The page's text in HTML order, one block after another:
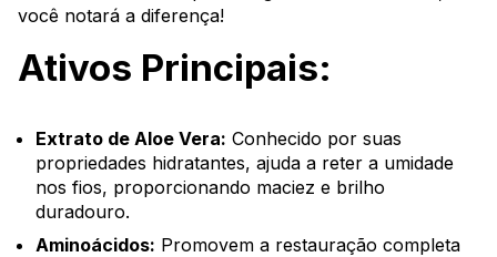
você notará a diferença!
Ativos Principais:
Extrato de Aloe Vera: Conhecido por suas
propriedades hidratantes, ajuda a reter a umidade
nos fios, proporcionando maciez e brilho
duradouro.
Aminoácidos: Promovem a restauração completa